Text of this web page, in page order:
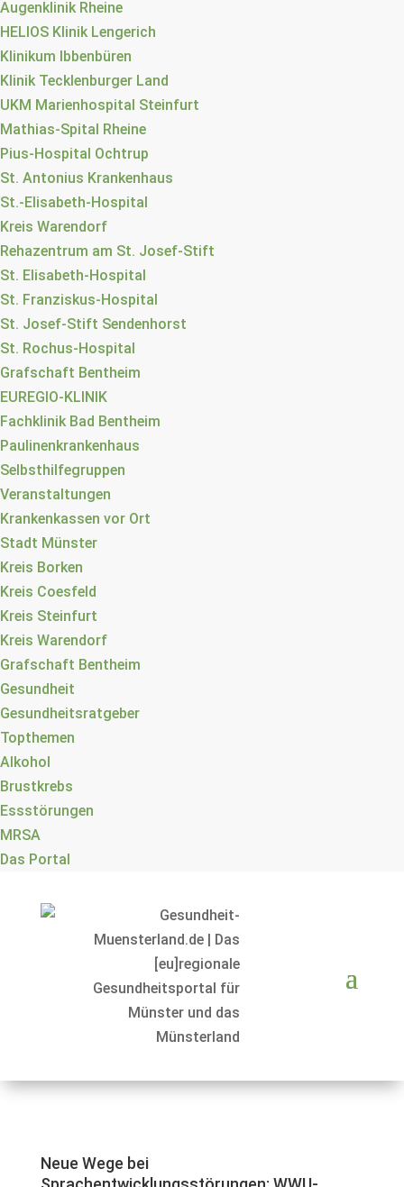
Augenklinik Rheine
HELIOS Klinik Lengerich
Klinikum Ibbenbüren
Klinik Tecklenburger Land
UKM Marienhospital Steinfurt
Mathias-Spital Rheine
Pius-Hospital Ochtrup
St. Antonius Krankenhaus
St.-Elisabeth-Hospital
Kreis Warendorf
Rehazentrum am St. Josef-Stift
St. Elisabeth-Hospital
St. Franziskus-Hospital
St. Josef-Stift Sendenhorst
St. Rochus-Hospital
Grafschaft Bentheim
EUREGIO-KLINIK
Fachklinik Bad Bentheim
Paulinenkrankenhaus
Selbsthilfegruppen
Veranstaltungen
Krankenkassen vor Ort
Stadt Münster
Kreis Borken
Kreis Coesfeld
Kreis Steinfurt
Kreis Warendorf
Grafschaft Bentheim
Gesundheit
Gesundheitsratgeber
Topthemen
Alkohol
Brustkrebs
Essstörungen
MRSA
Das Portal
Neue Wege bei